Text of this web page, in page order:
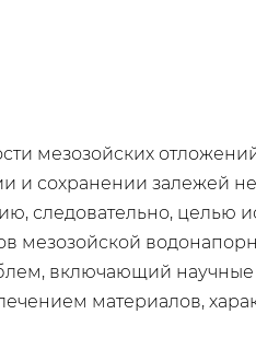
мезозойских
и сохранении залежей
следовательно, целью
мезозойской
включающий
материалов,